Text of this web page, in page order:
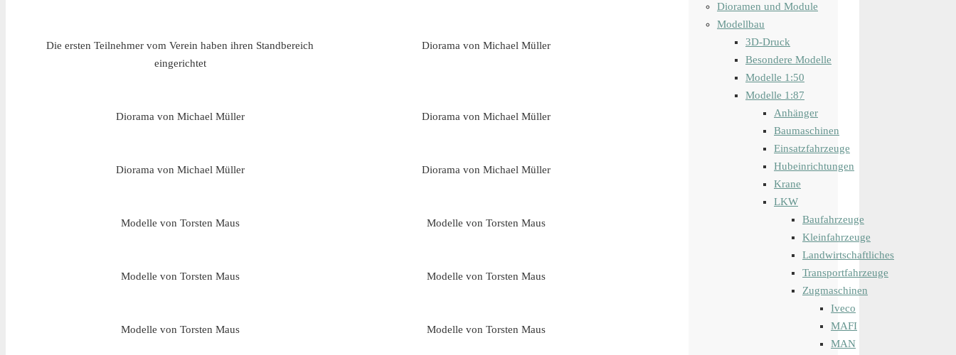
Die ersten Teilnehmer vom Verein haben ihren Standbereich
eingerichtet
Diorama von Michael Müller
Diorama von Michael Müller Diorama von Michael Müller
Diorama von Michael Müller Diorama von Michael Müller
Modelle von Torsten Maus Modelle von Torsten Maus
Modelle von Torsten Maus Modelle von Torsten Maus
Modelle von Torsten Maus Modelle von Torsten Maus
Dioramen und Module
Modellbau
3D-Druck
Besondere Modelle
Modelle 1:50
Modelle 1:87
Anhänger
Baumaschinen
Einsatzfahrzeuge
Hubeinrichtungen
Krane
LKW
Baufahrzeuge
Kleinfahrzeuge
Landwirtschaftliches
Transportfahrzeuge
Zugmaschinen
Iveco
MAFI
MAN